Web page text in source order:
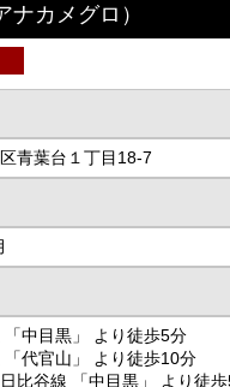
ナカメグロ）
青葉台１丁目18-7
中目黒」 より徒歩5分
「代官山」 より徒歩10分
比谷線 「中目黒」 より徒